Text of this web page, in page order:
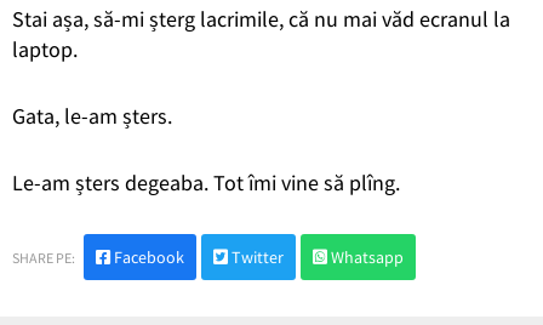
Stai așa, să-mi șterg lacrimile, că nu mai văd ecranul la
laptop.
Gata, le-am șters.
Le-am șters degeaba. Tot îmi vine să plîng.
SHARE PE: Facebook Twitter Whatsapp